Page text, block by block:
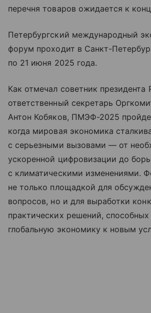
перечня товаров ожидается к
Петербургский международный
форум проходит в Санкт-
по 21 июня 2025 года.
Как отмечал советник президента
ответственный секретарь
Антон Кобяков, ПМЭФ-2025
когда мировая экономика
с серьезными вызовами — от
ускоренной цифровизации до
с климатическими изменениями.
не только площадкой для
вопросов, но и для выработки
практических решений, способных
глобальную экономику к новым